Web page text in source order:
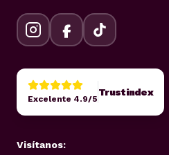
Excelente 4.9/5
Trustindex
Visítanos: